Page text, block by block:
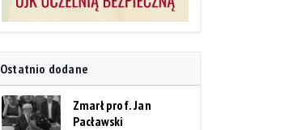
Ostatnio dodane
Zmarł prof. Jan
Pacławski